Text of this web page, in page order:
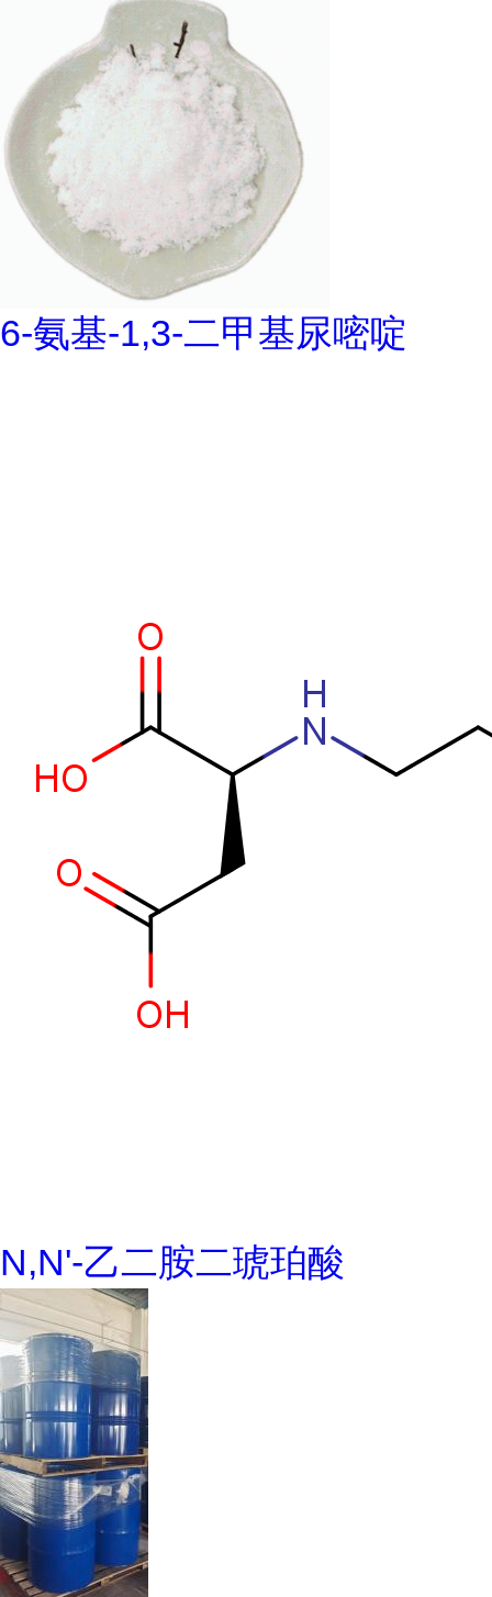
6-氨基-1,3-二甲基尿嘧啶
N,N'-乙二胺二琥珀酸